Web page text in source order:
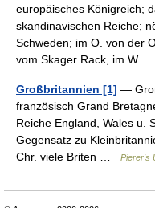
europäisches Königreich;
skandinavischen Reiche;
Schweden; im O. von der
vom Skager Rack, im
Großbritannien [1] —
französisch Grand
Reiche England, Wales u.
Gegensatz zu
Chr. viele Briten …
Pierer's